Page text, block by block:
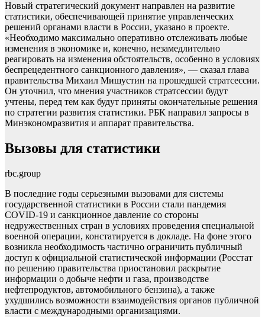
Новый стратегический документ направлен на развитие
статистики, обеспечивающей принятие управленческих
решений органами власти в России, указано в проекте.
«Необходимо максимально оперативно отслеживать любые
изменения в экономике и, конечно, незамедлительно
реагировать на изменения обстоятельств, особенно в условиях
беспрецедентного санкционного давления», — сказал глава
правительства Михаил Мишустин на прошедшей стратсессии.
Он уточнил, что мнения участников стратсессии будут
учтены, перед тем как будут приняты окончательные решения
по стратегии развития статистики. РБК направил запросы в
Минэкономразвития и аппарат правительства.
Вызовы для статистики
rbc.group
В последние годы серьезными вызовами для системы
государственной статистики в России стали пандемия
COVID-19 и санкционное давление со стороны
недружественных стран в условиях проведения специальной
военной операции, констатируется в докладе. На фоне этого
возникла необходимость частично ограничить публичный
доступ к официальной статистической информации (Росстат
по решению правительства приостановил раскрытие
информации о добыче нефти и газа, производстве
нефтепродуктов, автомобильного бензина), а также
ухудшились возможности взаимодействия органов публичной
власти с международными организациями.